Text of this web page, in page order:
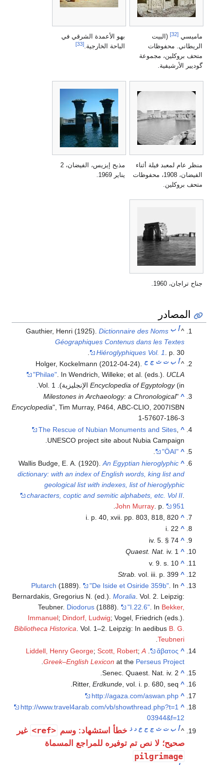
ماميسي [32]
(البيت
الريطاني. محفوظات
متحف بروكلين، مجموعة
گوديير الأرشيفية.
بهو الأعمدة الشرقي في
الباحة الخارجية.[33]
منظر عام لمعبد فيلة أثناء
الفيضان، 1908، محفوظات
متحف بروكلين.
مذبح إيزيس، الفيضان، 2
يناير 1969.
جناح تراجان، 1960.
المصادر
^أ ب Gauthier, Henri (1925).Dictionnaire des Noms
Géographiques Contenus dans les Textes
Hiéroglyphiques Vol. 1
. p. 30.
^أ ب ت ث ج ح
Holger, Kockelmann (2012-04-24).
"Philae" . In Wendrich, Willeke; et al. (eds.). UCLA
Encyclopedia of Egyptology(in الإنجليزية). Vol. 1.
^
"
Milestones in Archaeology: a Chronological
Encyclopedia", Tim Murray, P464, ABC-CLIO, 2007ISBN
1-57607-186-3
^
The Rescue of Nubian Monuments and Sites
UNESCO project site about Nubia Campaign.
^
"ÖAI"
^
Wallis Budge, E. A. (1920).An Egyptian hieroglyphic
dictionary: with an index of English words, king list and
geological list with indexes, list of hieroglyphic
characters, coptic and semitic alphabets, etc. Vol II
John Murray . p. 951
.
^
i. p. 40, xvii. pp. 803, 818, 820
^
i. 22
^
iv. 5. § 74
^
Quaest. Nat. iv. 1
^
v. 9. s. 10
^
Strab. vol. iii. p. 399
^
Plutarch (1889). "De Iside et Osiride 359b". In
Bernardakis, Gregorius N. (ed.).Moralia. Vol. 2. Leipzig:
Teubner. Diodorus (1888). "I.22.6". In Bekker,
Immanuel; Dindorf, Ludwig; Vogel, Friedrich (eds.).
Bibliotheca Historica. Vol. 1–2. Leipzig: In aedibus B. G.
Teubneri
.
^
ἄβατος
Liddell, Henry George;Scott, Robert;A
Greek–English Lexicon at the Perseus Project
.
^
Senec. Quaest. Nat. iv. 2.
^
Ritter,Erdkunde, vol. i. p. 680, seq.
^
http://agaza.com/aswan.php
^
http://www.travel4arab.com/vb/showthread.php?t=1
03944&f=12
^أ ب ت ث ج ح خ د ذ خطأ استشهاد: وسم <ref>
غير
صحيح؛ لا نص تم توفيره للمراجع المسماة
pilgrimage